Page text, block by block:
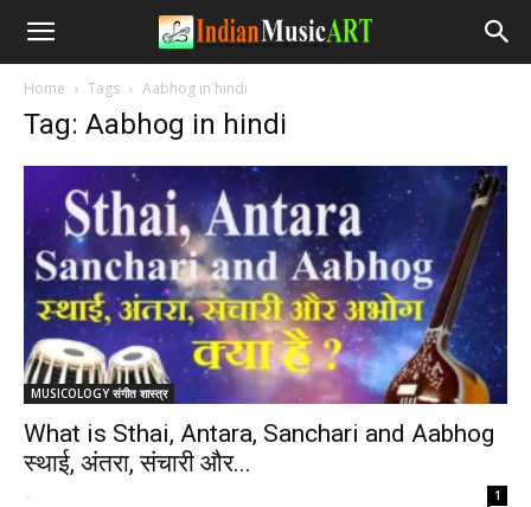
Home Tags Aabhog in hindi
Tag: Aabhog in hindi
MUSICOLOGY संगीत शास्त्र
What is Sthai, Antara, Sanchari and Aabhog
स्थाई, अंतरा, संचारी और...
- 1